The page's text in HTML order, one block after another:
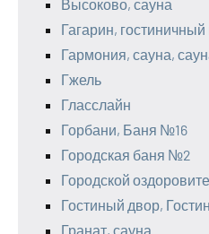
Высоково, сауна
Гагарин,
Гармония, сауна,
Гжель
Гласслайн
Горбани, Баня №16
Городская баня №2
Городской
Гостиный двор,
Гранат, сауна